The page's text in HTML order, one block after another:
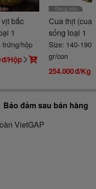
Y)
Đang bán
Tôm sú sống,
nuôi sinh thái
Size: 30-35 con/kg
218.200đ/Kg
Bảo đảm sau bán hàng
VietGAP